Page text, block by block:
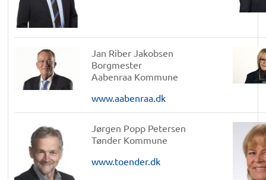
Jan Riber Jakobsen
Borgmester
Aabenraa Kommune
www.aabenraa.dk
Jørgen Popp Petersen
Tønder Kommune
www.toender.dk